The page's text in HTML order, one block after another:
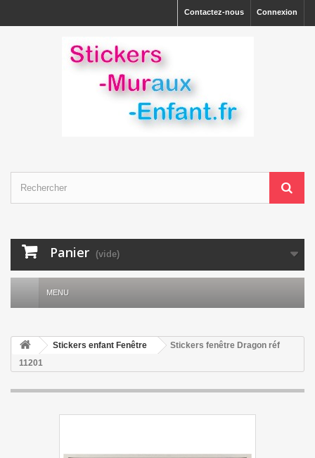
Connexion
Contactez-nous
Panier (vide)
MENU
Stickers enfant Fenêtre
Stickers fenêtre Dragon réf
11201